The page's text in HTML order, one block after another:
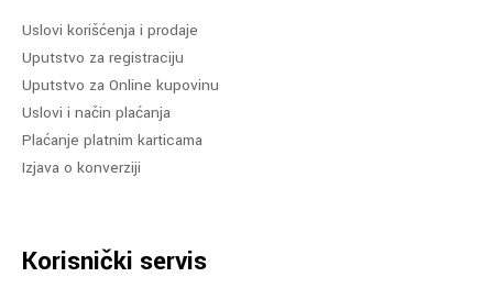
Uslovi korišćenja i prodaje
Uputstvo za registraciju
Uputstvo za Online kupovinu
Uslovi i način plaćanja
Plaćanje platnim karticama
Izjava o konverziji
Korisnički servis